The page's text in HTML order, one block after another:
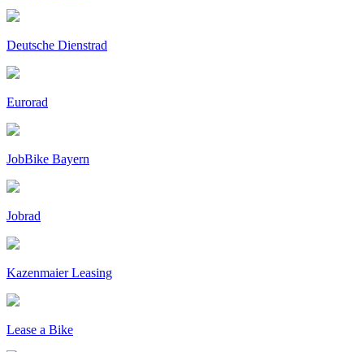
Deutsche Dienstrad
Eurorad
JobBike Bayern
Jobrad
Kazenmaier Leasing
Lease a Bike